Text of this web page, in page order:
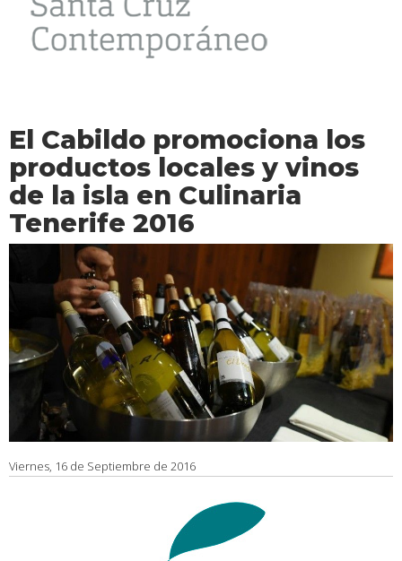
El Cabildo promociona los
productos locales y vinos
de la isla en Culinaria
Tenerife 2016
Viernes, 16 de Septiembre de 2016